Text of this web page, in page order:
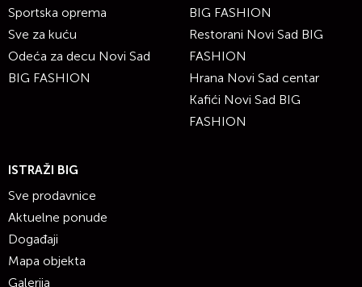
Sportska oprema
Sve za kuću
Odeća za decu Novi Sad
BIG FASHION
BIG FASHION
Restorani Novi Sad BIG
FASHION
Hrana Novi Sad centar
Kafići Novi Sad BIG
FASHION
ISTRAŽI BIG
Sve prodavnice
Aktuelne ponude
Događaji
Mapa objekta
Galerija